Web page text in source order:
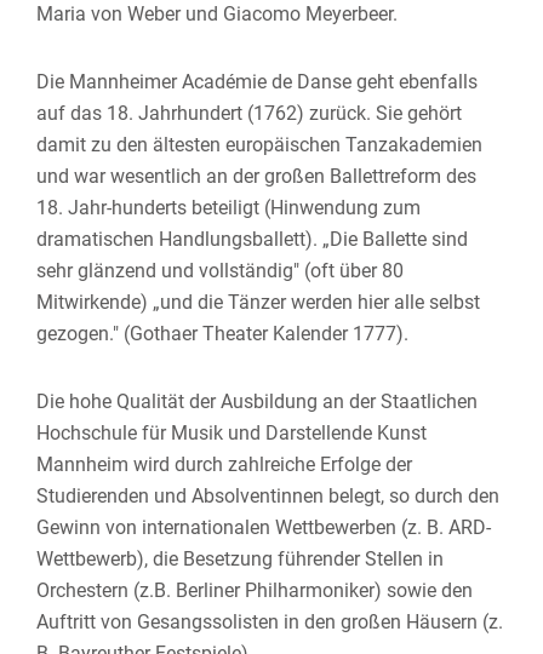
Maria von Weber und Giacomo Meyerbeer.
Die Mannheimer Académie de Danse geht ebenfalls
auf das 18. Jahrhundert (1762) zurück. Sie gehört
damit zu den ältesten europäischen Tanzakademien
und war wesentlich an der großen Ballettreform des
18. Jahr-hunderts beteiligt (Hinwendung zum
dramatischen Handlungsballett). „Die Ballette sind
sehr glänzend und vollständig" (oft über 80
Mitwirkende) „und die Tänzer werden hier alle selbst
gezogen." (Gothaer Theater Kalender 1777).
Die hohe Qualität der Ausbildung an der Staatlichen
Hochschule für Musik und Darstellende Kunst
Mannheim wird durch zahlreiche Erfolge der
Studierenden und Absolventinnen belegt, so durch den
Gewinn von internationalen Wettbewerben (z. B. ARD-
Wettbewerb), die Besetzung führender Stellen in
Orchestern (z.B. Berliner Philharmoniker) sowie den
Auftritt von Gesangssolisten in den großen Häusern (z.